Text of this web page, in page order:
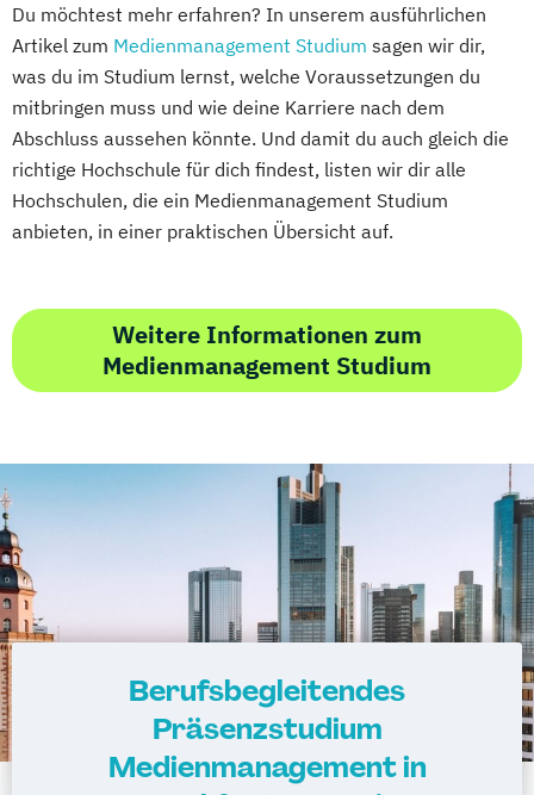
Du möchtest mehr erfahren? In unserem ausführlichen
Artikel zum Medienmanagement Studium sagen wir dir,
was du im Studium lernst, welche Voraussetzungen du
mitbringen muss und wie deine Karriere nach dem
Abschluss aussehen könnte. Und damit du auch gleich die
richtige Hochschule für dich findest, listen wir dir alle
Hochschulen, die ein Medienmanagement Studium
anbieten, in einer praktischen Übersicht auf.
Weitere Informationen zum
Medienmanagement Studium
Berufsbegleitendes
Präsenzstudium
Medienmanagement in